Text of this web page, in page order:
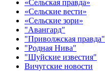
«Сельская правда»
«Сельские вести»
«Сельские зори»
"Авангард"
"Приволжская правда"
"Родная Нива"
"Шуйские известия"
Вичугские новости